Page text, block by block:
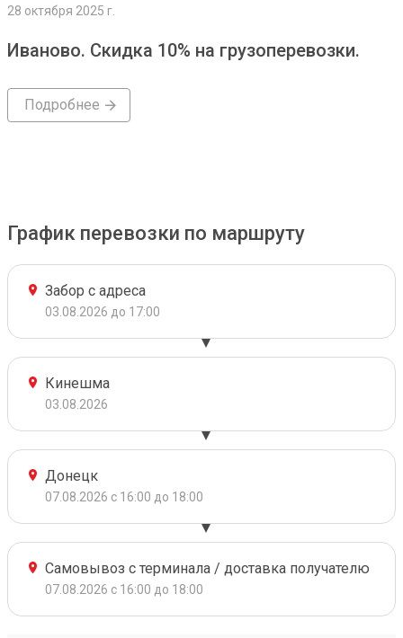
28 октября 2025 г.
Иваново. Скидка 10% на грузоперевозки.
Подробнее
График перевозки по маршруту
Забор с адреса
03.08.2026 до 17:00
Кинешма
03.08.2026
Донецк
07.08.2026 с 16:00 до 18:00
Самовывоз с терминала / доставка получателю
07.08.2026 с 16:00 до 18:00